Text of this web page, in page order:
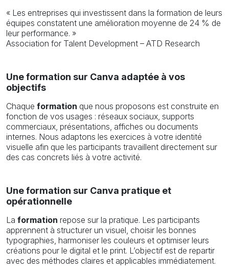
« Les entreprises qui investissent dans la formation de leurs
équipes constatent une amélioration moyenne de 24 % de
leur performance. »
Association for Talent Development – ATD Research
Une formation sur Canva adaptée à vos
objectifs
Chaque formation que nous proposons est construite en
fonction de vos usages : réseaux sociaux, supports
commerciaux, présentations, affiches ou documents
internes. Nous adaptons les exercices à votre identité
visuelle afin que les participants travaillent directement sur
des cas concrets liés à votre activité.
Une formation sur Canva pratique et
opérationnelle
La formation repose sur la pratique. Les participants
apprennent à structurer un visuel, choisir les bonnes
typographies, harmoniser les couleurs et optimiser leurs
créations pour le digital et le print. L’objectif est de repartir
avec des méthodes claires et applicables immédiatement.